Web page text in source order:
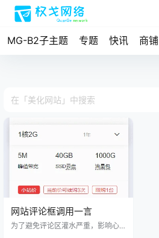
MG-B2子主题 专题 快讯 商铺
网站评论框调用一言
为了避免评论区灌水严重，影响心